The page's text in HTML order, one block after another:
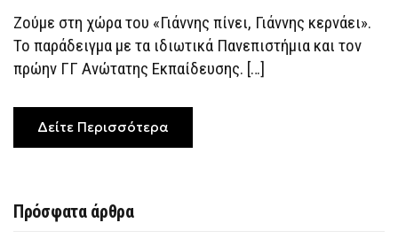
ΠΑΝΕΠΙΣΤΉΜΙΟ
–
ΣΆΛΟΣ
ΣΤΗΝ
ΠΑΝΕΠΙΣΤΗΜΙΑΚΉ
Ζούμε στη χώρα του «Γιάννης πίνει, Γιάννης κερνάει».
Το παράδειγμα με τα ιδιωτικά Πανεπιστήμια και τον
πρώην ΓΓ Ανώτατης Εκπαίδευσης. […]
Δείτε Περισσότερα
Πρόσφατα άρθρα